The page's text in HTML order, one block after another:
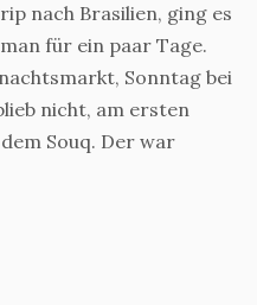
nach Brasilien, ging es
für ein paar Tage.
Sonntag bei
nicht, am ersten
Souq. Der war